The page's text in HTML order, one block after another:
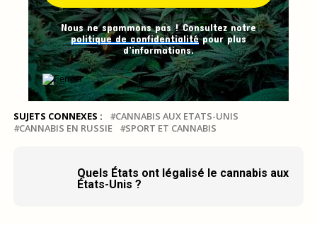
Nous ne spammons pas ! Consultez notre
politique de confidentialitépour plus
d’informations.
SUJETS CONNEXES :
CANNABIS AUX ETATS-UNIS
CANNABIS EN RUSSIE
SPORT ET CANNABIS
Quels États ont légalisé le cannabis aux
États-Unis ?